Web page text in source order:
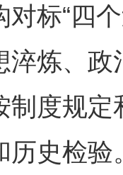
标“四
淬炼、
制度规
历史检验